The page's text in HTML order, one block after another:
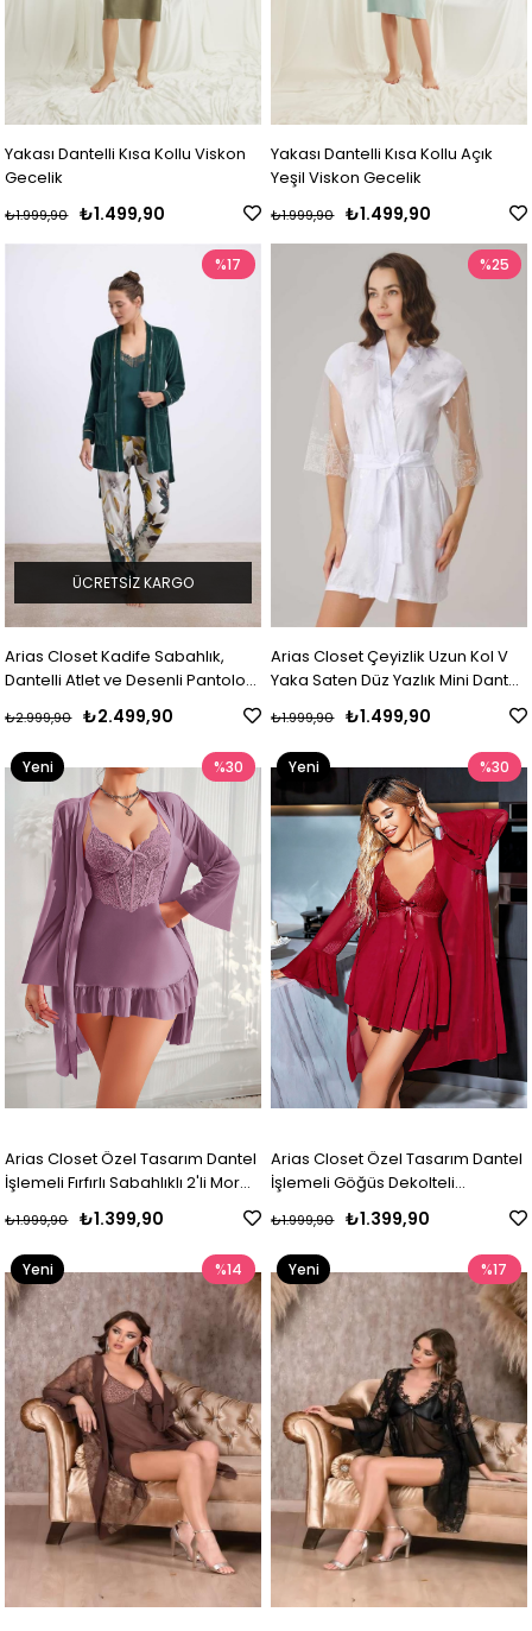
Yakası Dantelli Kısa Kollu Viskon
Gecelik
₺1.499,90
₺1.999,90
Yakası Dantelli Kısa Kollu Açık
Yeşil Viskon Gecelik
₺1.499,90
₺1.999,90
Arias Closet Kadife Sabahlık,
Dantelli Atlet ve Desenli Pantolon
Pijama Takımı
₺2.499,90
₺2.999,90
%17
ÜCRETSIZ KARGO
Arias Closet Çeyizlik Uzun Kol V
Yaka Saten Düz Yazlık Mini Dantel
Detaylı Sabahlık
₺1.499,90
₺1.999,90
%25
Arias Closet Özel Tasarım Dantel
İşlemeli Fırfırlı Sabahlıklı 2'li Mor
₺1.399,90
₺1.999,90
%30
Yeni
Arias Closet Özel Tasarım Dantel
İşlemeli Göğüs Dekolteli
Takımı
₺1.399,90
₺1.999,90
%30
Yeni
Ürün
%14
Yeni
Ürün
%17
Yeni
Ürün